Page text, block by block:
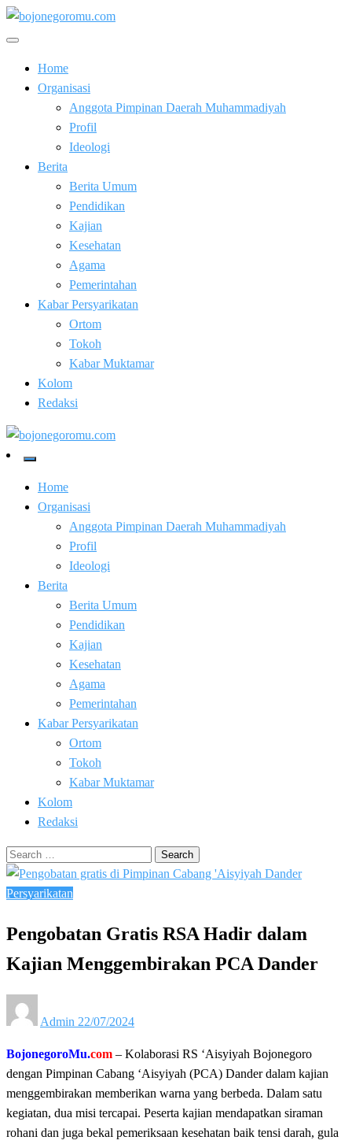
Skip
to
bojonegoromu.com
Home
Organisasi
Anggota Pimpinan Daerah Muhammadiyah
Profil
Ideologi
Berita
Berita Umum
Pendidikan
Kajian
Kesehatan
Agama
Pemerintahan
Kabar Persyarikatan
Ortom
Tokoh
Kabar Muktamar
Kolom
Redaksi
bojonegoromu.com
Home
Organisasi
Anggota Pimpinan Daerah Muhammadiyah
Profil
Ideologi
Berita
Berita Umum
Pendidikan
Kajian
Kesehatan
Agama
Pemerintahan
Kabar Persyarikatan
Ortom
Tokoh
Kabar Muktamar
Kolom
Redaksi
Search
for:
Persyarikatan
Pengobatan Gratis RSA Hadir dalam
Kajian Menggembirakan PCA Dander
Admin on
22/07/2024
BojonegoroMu.com – Kolaborasi RS ‘Aisyiyah Bojonegoro
dengan Pimpinan Cabang ‘Aisyiyah (PCA) Dander dalam kajian
menggembirakan memberikan warna yang berbeda. Dalam satu
kegiatan, dua misi tercapai. Peserta kajian mendapatkan siraman
rohani dan juga bekal pemeriksaan kesehatan baik tensi darah, gula